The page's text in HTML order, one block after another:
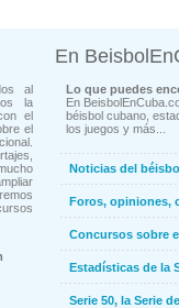
al
la
el
el
En
Lo que puedes
En
béisbol cubano,
los juegos y más...
Noticias del
Foros, opiniones,
Concursos sobre
Estadísticas de la
Serie 50, la Serie